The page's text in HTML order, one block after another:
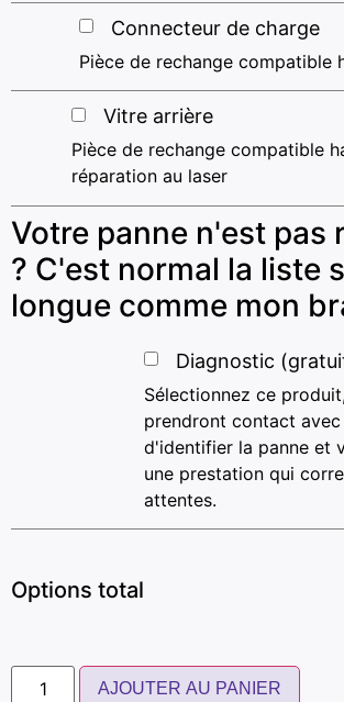
Connecteur de charge
Pièce de rechange compatible
Vitre arrière
Pièce de rechange compatible
réparation au laser
Votre panne n'est pas
? C'est normal la liste
longue comme mon
Diagnostic
Sélectionnez ce
prendront contact
d'identifier la panne et
une prestation qui
attentes.
Options total
AJOUTER AU PANIER